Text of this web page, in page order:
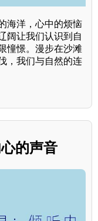
海洋，心中的烦恼
阔让我们认识到自
憧憬。漫步在沙滩
，我们与自然的连
的声音